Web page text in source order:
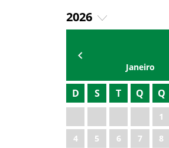
2026
Janeiro
D S T Q Q
1
4
5 6 7 8